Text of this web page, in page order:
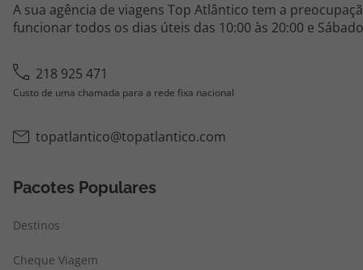
A sua agência de viagens Top Atlântico tem a
funcionar todos os dias úteis das 10:00 às 20:00 e
218 925 471
Custo de uma chamada para a rede fixa nacional
topatlantico@topatlantico.com
Pacotes Populares
Destinos
Cheque Viagem